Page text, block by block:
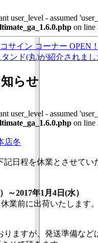
user_level - assumed
on line
サイン コーナー OPEN
タンド(丸)が紹介されまし
らせ
user_level - assumed
on line
日程を休業とさせてい
～2017年1月4日(水）
業前に出荷いたします
りますが、発送準備など